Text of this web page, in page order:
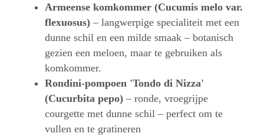
Armeense komkommer (Cucumis melo var.
flexuosus) – langwerpige specialiteit met een
dunne schil en een milde smaak – botanisch
gezien een meloen, maar te gebruiken als
komkommer.
Rondini-pompoen 'Tondo di Nizza'
(Cucurbita pepo) – ronde, vroegrijpe
courgette met dunne schil – perfect om te
vullen en te gratineren